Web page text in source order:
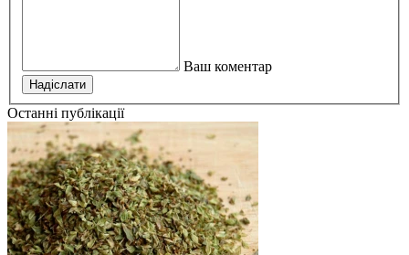
Ваш коментар
Надіслати
Останні публікації